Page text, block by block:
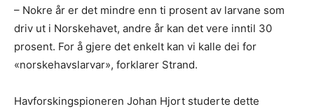
– Nokre år er det mindre enn ti prosent av larvane som
driv ut i Norskehavet, andre år kan det vere inntil 30
prosent. For å gjere det enkelt kan vi kalle dei for
«norskehavslarvar», forklarer Strand.
Havforskingspioneren Johan Hjort studerte dette